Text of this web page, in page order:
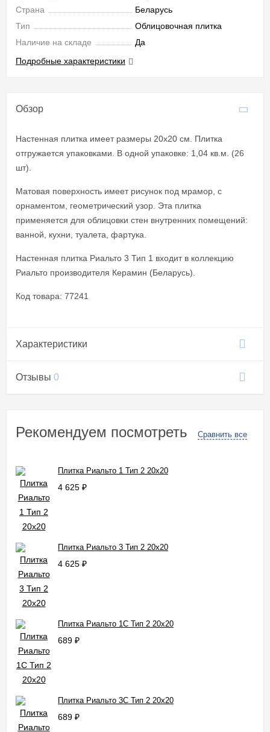
Страна
Беларусь
Тип
Облицовочная плитка
Наличие на складе
Да
Подробные характеристики
Обзор
Настенная плитка имеет размеры 20x20 см. Плитка
отгружается упаковками. В одной упаковке: 1,04 кв.м. (26
шт).
Матовая поверхность имеет рисунок под мрамор, с
орнаментом, геометрический узор. Эта плитка
применяется для облицовки стен внутренних помещений:
ванной, кухни, туалета, фартука.
Настенная плитка Риальто 3 Тип 1 входит в коллекцию
Риальто производителя Керамин (Беларусь).
Код товара: 77241
Характеристики
Отзывы 0
Рекомендуем посмотреть Сравнить все
Плитка Риальто 1 Тип 2 20x20
4 625 ₽
Плитка Риальто 3 Тип 2 20x20
4 625 ₽
Плитка Риальто 1С Тип 2 20x20
689 ₽
Плитка Риальто 3С Тип 2 20x20
689 ₽